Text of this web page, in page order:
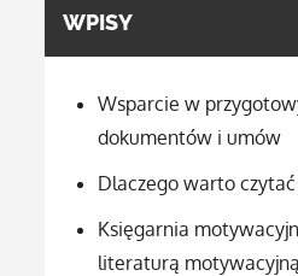
WPISY
Wsparcie w
dokumentów i umów
Dlaczego warto
Księgarnia
literaturą motywacyjną